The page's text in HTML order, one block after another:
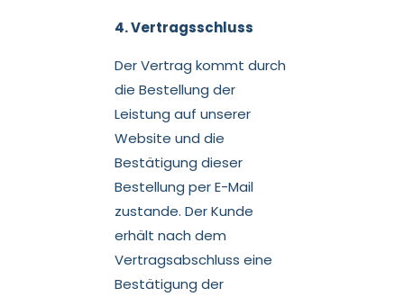
4. Vertragsschluss
Der Vertrag kommt durch
die Bestellung der
Leistung auf unserer
Website und die
Bestätigung dieser
Bestellung per E-Mail
zustande. Der Kunde
erhält nach dem
Vertragsabschluss eine
Bestätigung der